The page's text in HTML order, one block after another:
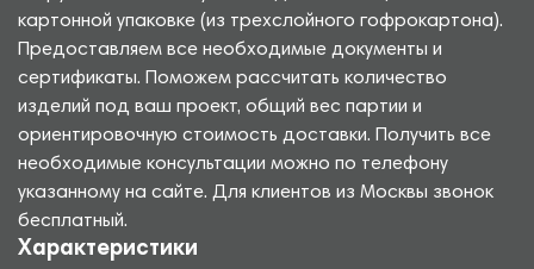
картонной упаковке (из трехслойного гофрокартона).
Предоставляем все необходимые документы и
сертификаты. Поможем рассчитать количество
изделий под ваш проект, общий вес партии и
ориентировочную стоимость доставки. Получить все
необходимые консультации можно по телефону
указанному на сайте. Для клиентов из Москвы звонок
бесплатный.
Характеристики